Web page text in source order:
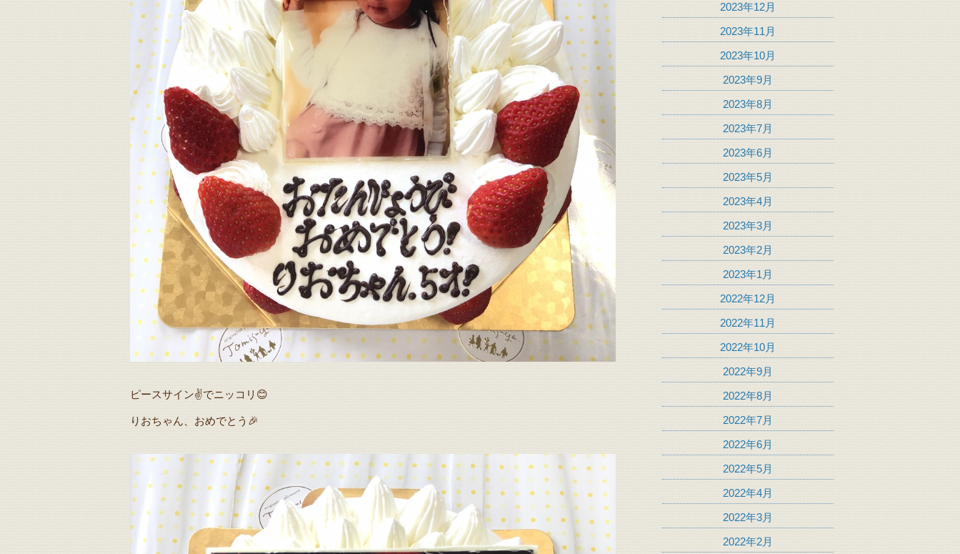
ピースサイン✌️でニッコリ😊
りおちゃん、おめでとう🎉
2023年12月
2023年11月
2023年10月
2023年9月
2023年8月
2023年7月
2023年6月
2023年5月
2023年4月
2023年3月
2023年2月
2023年1月
2022年12月
2022年11月
2022年10月
2022年9月
2022年8月
2022年7月
2022年6月
2022年5月
2022年4月
2022年3月
2022年2月